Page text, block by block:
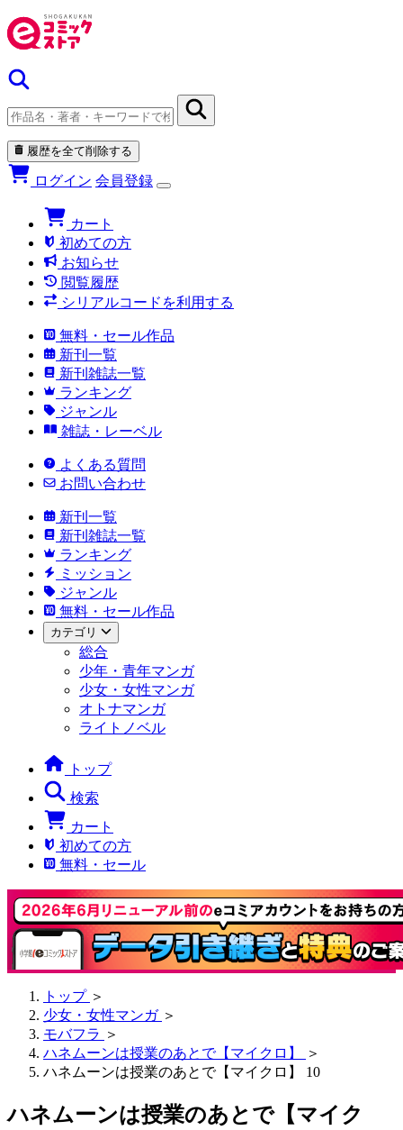
履歴を全て削除する
ログイン 会員登録
カート
初めての方
お知らせ
閲覧履歴
シリアルコードを利用する
無料・セール作品
新刊一覧
新刊雑誌一覧
ランキング
ジャンル
雑誌・レーベル
よくある質問
お問い合わせ
新刊一覧
新刊雑誌一覧
ランキング
ミッション
ジャンル
無料・セール作品
カテゴリ
総合
少年・青年マンガ
少女・女性マンガ
オトナマンガ
ライトノベル
トップ
検索
カート
初めての方
無料・セール
トップ ＞
少女・女性マンガ ＞
モバフラ ＞
ハネムーンは授業のあとで【マイクロ】
＞
ハネムーンは授業のあとで【マイクロ】 10
ハネムーンは授業のあとで【マイク